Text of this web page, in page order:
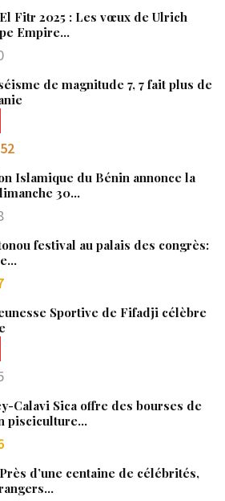
Fitr 2025 : Les vœux de Ulrich
Empire…
de magnitude 7, 7 fait plus de
Islamique du Bénin annonce la
30…
festival au palais des congrès:
Sportive de Fifadji célèbre
Calavi Sica offre des bourses de
pisciculture…
d’une centaine de célébrités,